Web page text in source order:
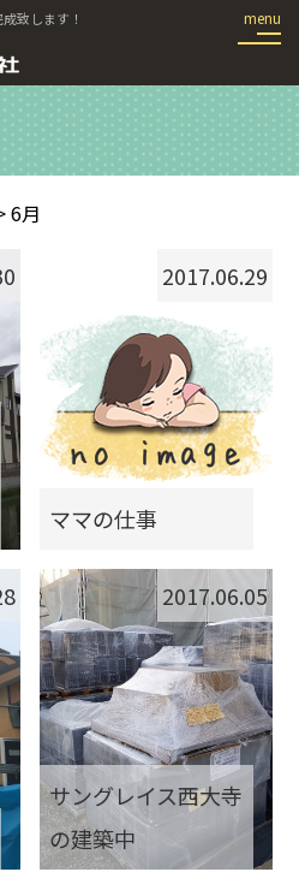
致します！
6月
2017.06.29
ママの仕事
2017.06.05
サングレイス西大寺
の建築中